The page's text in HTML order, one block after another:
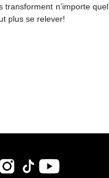
transforment n’importe quel
plus se relever!